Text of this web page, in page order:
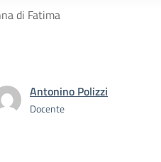
di Fatima
Antonino Polizzi
Docente